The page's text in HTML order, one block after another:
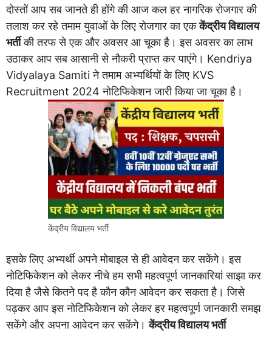
दोस्तों आप सब जानते ही होंगे की आज कल हर नागरिक रोजगार की
तलाश कर रहे तमाम युवाओं के लिए रोजगार का एककेंद्रीय विद्यालय
भर्तीकी तरफ से एक और अवसर आ चूका है। इस अवसर का लाभ
उठाकर आप सब आसानी से नौकरी प्राप्त कर पाएंगे। Kendriya
Vidyalaya Samiti ने तमाम अभ्यर्थियों के लिए KVS
Recruitment 2024 नोटिफिकेशन जारी किया जा चूका है।
केंद्रीय विद्यालय भर्ती
इसके लिए अभ्यर्थी अपने मोबाइल से ही आवेदन कर सकेंगे। इस
नोटिफिकेशन को लेकर नीचे हम सभी महत्वपूर्ण जानकारियां साझा कर
दिया है जैसे कितने पद है कौन कौन आवेदन कर सकता है। जिसे
पढ़कर आप इस नोटिफिकेशन को लेकर हर महत्वपूर्ण जानकारी समझ
सकेंगे और अपना आवेदन कर सकेंगे।केंद्रीय विद्यालय भर्ती